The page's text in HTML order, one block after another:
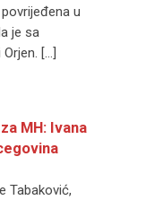
u
je sa
[…]
MH: Ivana
Tabaković,